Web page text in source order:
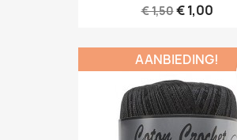
€ 1,50€ 1,00
AANBIEDING!